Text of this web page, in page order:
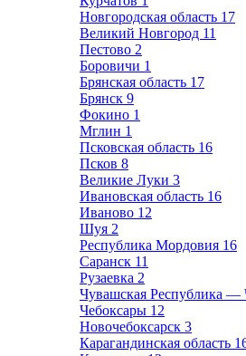
Новгородская область 17
Великий Новгород 11
Пестово 2
Боровичи 1
Брянская область 17
Брянск 9
Фокино 1
Мглин 1
Псковская область 16
Псков 8
Великие Луки 3
Ивановская область 16
Иваново 12
Шуя 2
Республика Мордовия 16
Саранск 11
Рузаевка 2
Чувашская Республика —
Чебоксары 12
Новочебоксарск 3
Карагандинская область